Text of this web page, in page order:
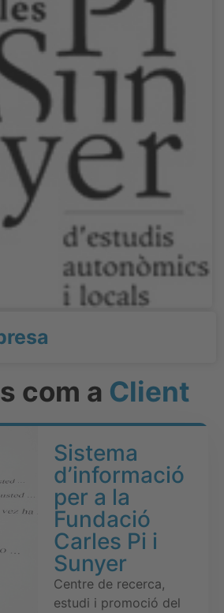
com a Client
Sistema
d’informació
per a la
Fundació
Carles Pi i
Sunyer
Centre de recerca,
estudi i promoció del